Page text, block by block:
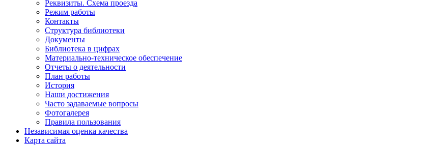
Реквизиты. Схема проезда
Режим работы
Контакты
Структура библиотеки
Документы
Библиотека в цифрах
Материально-техническое обеспечение
Отчеты о деятельности
План работы
История
Наши достижения
Часто задаваемые вопросы
Фотогалерея
Правила пользования
Независимая оценка качества
Карта сайта